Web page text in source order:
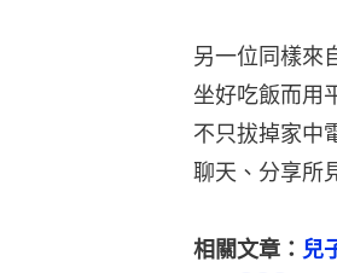
另一位同樣來
坐好吃飯而用
不只拔掉家中
聊天、分享所
相關文章： 兒